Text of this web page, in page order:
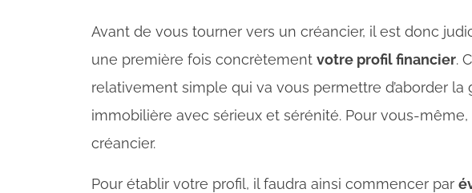
Avant de vous tourner vers un créancier, il est donc
une première fois concrètement votre profil financier.
relativement simple qui va vous permettre d’aborder la
immobilière avec sérieux et sérénité. Pour vous-
créancier.
Pour établir votre profil, il faudra ainsi commencer par